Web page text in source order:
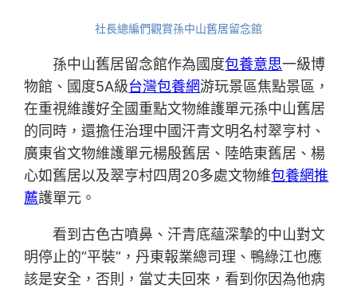
社長總編們觀賞孫中山舊居留念館
孫中山舊居留念館作為國度包養意思一級博
物館、國度5A級台灣包養網游玩景區焦點景區，
在重視維護好全國重點文物維護單元孫中山舊居
的同時，還擔任治理中國汗青文明名村翠亨村、
廣東省文物維護單元楊殷舊居、陸皓東舊居、楊
心如舊居以及翠亨村四周20多處文物維包養網推
薦護單元。
看到古色古噴鼻、汗青底蘊深摯的中山對文
明停止的“平裝”，丹東報業總司理、鴨綠江也應
該是安全，否則，當丈夫回來，看到你因為他病